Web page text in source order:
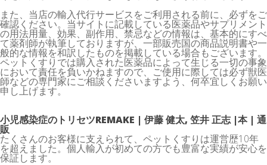
また、当店の輸入代行サービスをご利用される前に、必ずをご
確認ください。当サイトに記載している医薬品やサプリメント
の用法用量、効果、副作用、禁忌などの情報は、基本的にすべ
て薬剤師が執筆しておりますが、一部販売国の商品説明書や一
般的な情報を和訳したものを掲載している場合もございます。
ペットくすりでは購入された医薬品によって生じる一切の事象
において責任を負いかねますので、ご使用に際しては必ず獣医
師などの専門家にご相談くださいますよう、何卒宜しくお願い
申し上げます。
小児感染症のトリセツREMAKE | 伊藤 健太, 笠井 正志 |本 | 通
販
たくさんのお客様に支えられて、ペットくすりは運営歴10年
を超えました。個人輸入が初めての方でも豊富な実績が安心を
保証します。